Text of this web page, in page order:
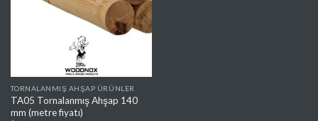
Ekle
TORNALANMIŞ AHŞAP ÜRÜNLER
TA05 Tornalanmış Ahşap 140
mm (metre fiyatı)